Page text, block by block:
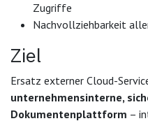
Zugriffe
Nachvollziehbarkeit
Ziel
Ersatz externer Cloud-
unternehmensinterne,
Dokumentenplattform –